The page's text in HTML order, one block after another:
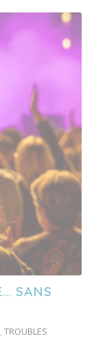
SANS
, TROUBLES